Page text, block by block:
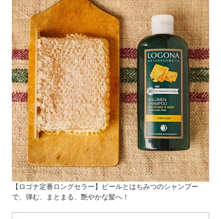
【ロゴナ定番ロングセラー】ビールとはちみつのシャンプー
で、弾む、まとまる、艶やかな髪へ！